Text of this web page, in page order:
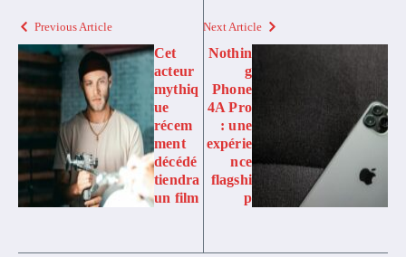
Previous Article
Cet
acteur
mythiq
ue
récem
ment
décédé
tiendra
un film
Next Article
Nothin
g
Phone
4A Pro
: une
expérie
nce
flagshi
p